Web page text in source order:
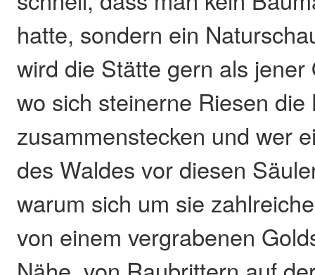
hatte, sondern ein
wird die Stätte gern als
wo sich steinerne Riesen die
zusammenstecken und wer
des Waldes vor diesen
warum sich um sie
von einem vergrabenen